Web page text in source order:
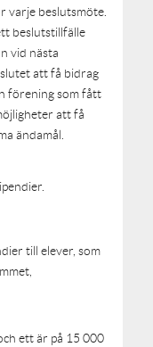
varje beslutsmöte.
beslutstillfälle
vid nästa
att få bidrag
förening som fått
att få
ändamål.
till elever, som
ett är på 15 000